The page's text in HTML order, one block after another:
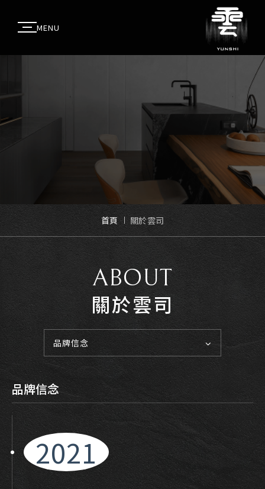
MENU
首頁 關於雲司
ABOUT
關於雲司
品牌信念
品牌信念
2021